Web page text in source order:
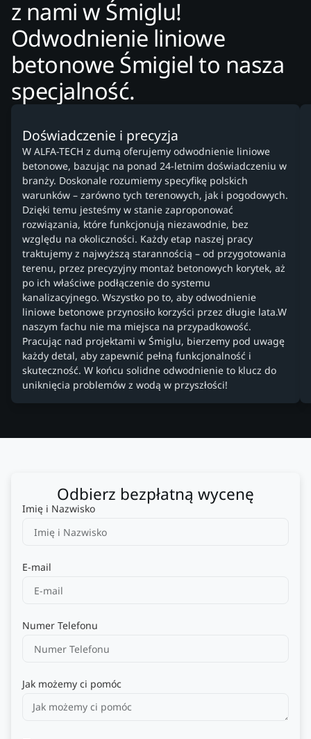
z nami w Śmiglu!
Odwodnienie liniowe
betonowe Śmigiel to nasza
specjalność.
Doświadczenie i precyzja
W ALFA-TECH z dumą oferujemy odwodnienie liniowe
betonowe, bazując na ponad 24-letnim doświadczeniu w
branży. Doskonale rozumiemy specyfikę polskich
warunków – zarówno tych terenowych, jak i pogodowych.
Dzięki temu jesteśmy w stanie zaproponować
rozwiązania, które funkcjonują niezawodnie, bez
względu na okoliczności. Każdy etap naszej pracy
traktujemy z najwyższą starannością – od przygotowania
terenu, przez precyzyjny montaż betonowych korytek, aż
po ich właściwe podłączenie do systemu
kanalizacyjnego. Wszystko po to, aby odwodnienie
liniowe betonowe przynosiło korzyści przez długie lata.W
naszym fachu nie ma miejsca na przypadkowość.
Pracując nad projektami w Śmiglu, bierzemy pod uwagę
każdy detal, aby zapewnić pełną funkcjonalność i
skuteczność. W końcu solidne odwodnienie to klucz do
uniknięcia problemów z wodą w przyszłości!
Odbierz bezpłatną wycenę
Imię i Nazwisko
E-mail
Numer Telefonu
Jak możemy ci pomóc